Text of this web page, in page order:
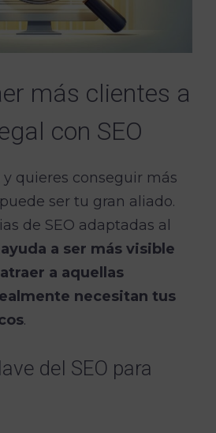
más clientes a
con SEO
y quieres conseguir más
ser tu gran aliado.
de SEO adaptadas al
a ser más visible
a aquellas
necesitan tus
.
del SEO para